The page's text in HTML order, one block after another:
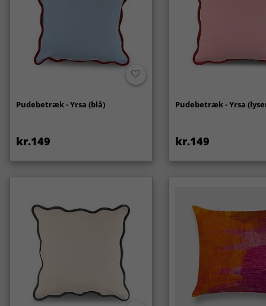
Pudebetræk - Yrsa (blå)
kr.149
Pudebetræk - Yrsa
kr.149